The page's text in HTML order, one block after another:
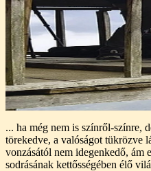
... ha még nem is színről-színre,
törekedve, a valóságot tükrözve
vonzásától nem idegenkedő, ám
sodrásának kettősségében élő